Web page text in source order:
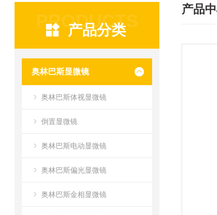
PRODUCTS
产品分类
奥林巴斯显微镜
奥林巴斯体视显微镜
倒置显微镜
奥林巴斯电动显微镜
奥林巴斯偏光显微镜
奥林巴斯金相显微镜
产品